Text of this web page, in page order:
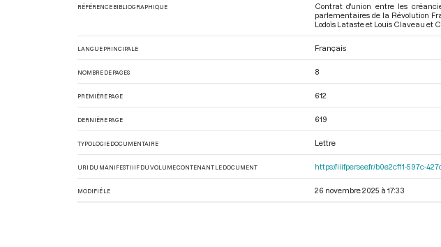
RÉFÉRENCE BIBLIOGRAPHIQUE
Contrat d'union entre les
parlementaires de la Révolution
Lodoïs Lataste et Louis Claveau et
LANGUE PRINCIPALE Français
NOMBRE DE PAGES 8
PREMIÈRE PAGE 612
DERNIÈRE PAGE 619
TYPOLOGIE DOCUMENTAIRE Lettre
URI DU MANIFEST IIIF DU VOLUME CONTENANT LE DOCUMENT https://iiif.persee.fr/b0e2cf11-597c-
MODIFIÉ LE 26 novembre 2025 à 17:33